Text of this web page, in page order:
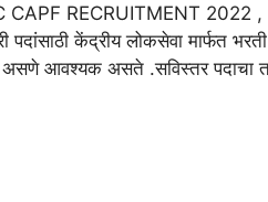
CAPF RECRUITMENT
पदांसाठी केंद्रीय लोकसेवा मार्फत
असणे आवश्यक असते .सविस्तर पदाचा